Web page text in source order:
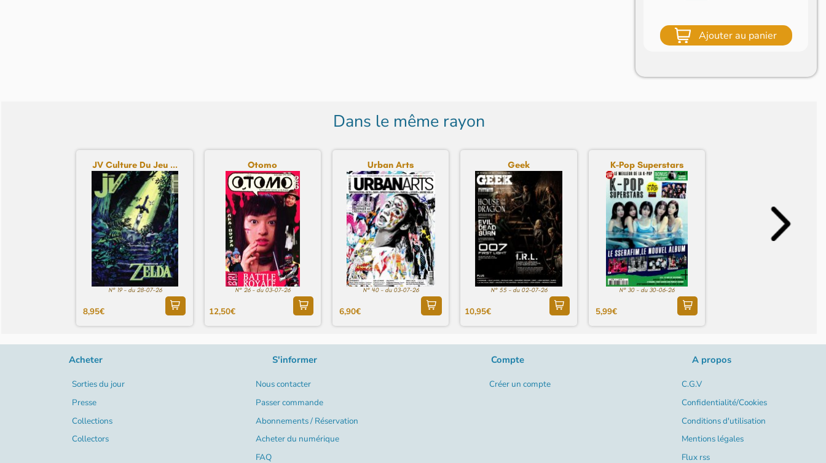
Ajouter au panier
Dans le même rayon
JV Culture Du Jeu ...
N° 19 - du 28-07-26
8,95€
Otomo
N° 26 - du 03-07-26
12,50€
Urban Arts
N° 40 - du 03-07-26
6,90€
Geek
N° 55 - du 02-07-26
10,95€
K-Pop Superstars
N° 30 - du 30-06-26
5,99€
Acheter
Sorties du jour
Presse
Collections
Collectors
S'informer
Nous contacter
Passer commande
Abonnements / Réservation
Acheter du numérique
FAQ
Compte
Créer un compte
A propos
C.G.V
Confidentialité/Cookies
Conditions d'utilisation
Mentions légales
Flux rss